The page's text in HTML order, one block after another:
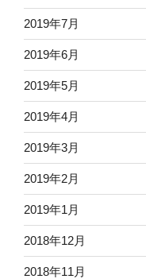
2019年7月
2019年6月
2019年5月
2019年4月
2019年3月
2019年2月
2019年1月
2018年12月
2018年11月